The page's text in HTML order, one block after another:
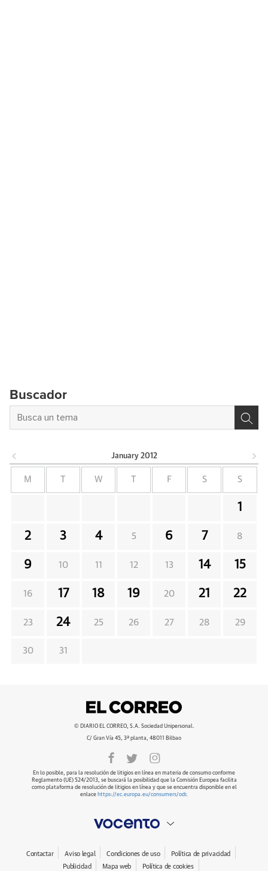
Buscador
January 2012
M W F S S
1
2 3 4 5 6 7 8
9 10 11 12 13 14 15
16 17 18 19 20 21 22
23 24 25 26 27 28 29
30 31
© DIARIO EL CORREO, S.A. Sociedad Unipersonal.
C/ Gran Vía 45, 3ª planta, 48011 Bilbao
En lo posible, para la resolución de litigios en línea en materia de consumo conforme
Reglamento (UE) 524/2013, se buscará la posibilidad que la Comisión Europea facilita
como plataforma de resolución de litigios en línea y que se encuentra disponible en el
enlace https://ec.europa.eu/consumers/odr.
Contactar Aviso legal Condiciones de uso
Política de privacidad
Publicidad
Mapa web Política de cookies